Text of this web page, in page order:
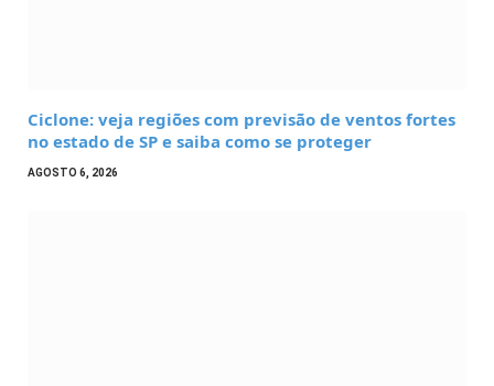
Ciclone: veja regiões com previsão de ventos fortes
no estado de SP e saiba como se proteger
AGOSTO 6, 2026